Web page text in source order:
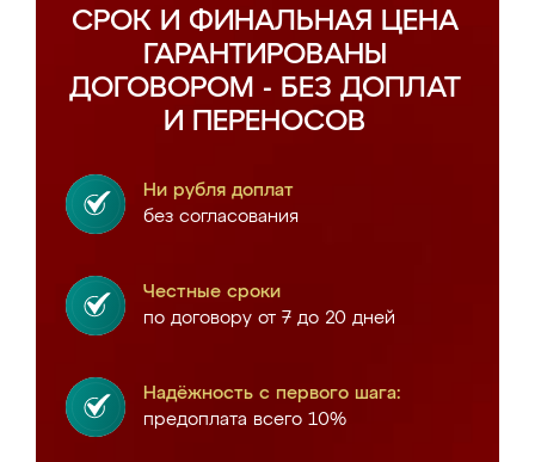
СРОК И ФИНАЛЬНАЯ ЦЕНА
ГАРАНТИРОВАНЫ
ДОГОВОРОМ - БЕЗ ДОПЛАТ
И ПЕРЕНОСОВ
Ни рубля доплат
без согласования
Честные сроки
по договору от 7 до 20 дней
Надёжность с первого шага:
предоплата всего 10%